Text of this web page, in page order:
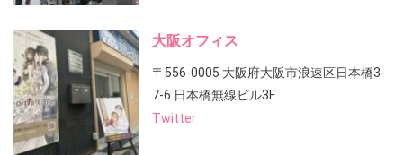
大阪オフィス
〒556-0005 大阪府大阪市浪速区日本橋3-
7-6 日本橋無線ビル3F
Twitter